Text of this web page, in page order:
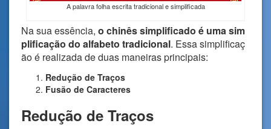
A palavra folha escrita tradicional e simplificada
Na sua essência, o chinês simplificado é uma sim
plificação do alfabeto tradicional. Essa simplificaç
ão é realizada de duas maneiras principais:
Redução de Traços
Fusão de Caracteres
Redução de Traços